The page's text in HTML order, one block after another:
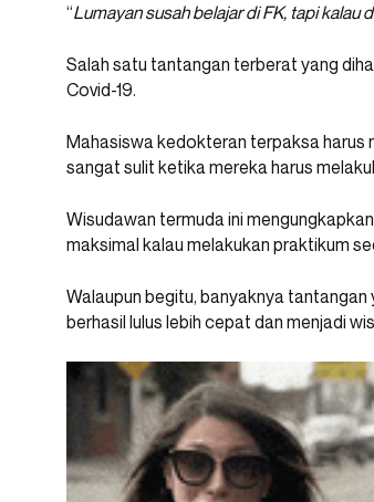
“Lumayan susah belajar di FK, tapi
Salah satu tantangan terberat yang
Covid-19.
Mahasiswa kedokteran terpaksa harus
sangat sulit ketika mereka harus
Wisudawan termuda ini
maksimal kalau melakukan praktikum
Walaupun begitu, banyaknya
berhasil lulus lebih cepat dan menjadi